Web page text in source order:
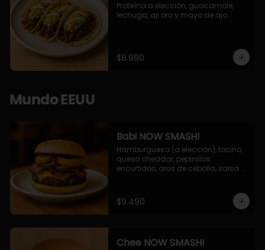
Proteína a elección, guacamole,
lechuga, aji oro y mayo de ajo.
$8.990
Mundo EEUU
Babi NOW SMASH!
Hamburguesa (a elección), tocino,
queso cheddar, pepinillos
encurtidos, aros de cebolla, salsa
$9.490
Chee NOW SMASH!